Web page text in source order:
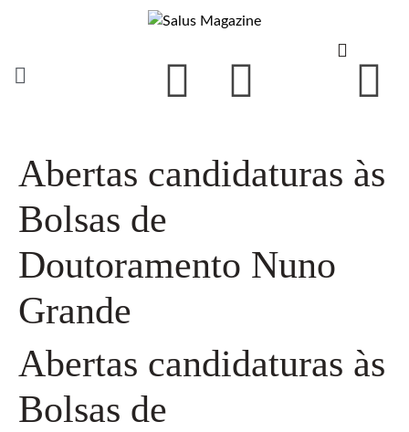
Abertas candidaturas às
Bolsas de
Doutoramento Nuno
Grande
Abertas candidaturas às
Bolsas de